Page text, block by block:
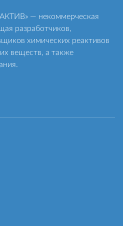
— некоммерческая
разработчиков,
химических реактивов
веществ, а также